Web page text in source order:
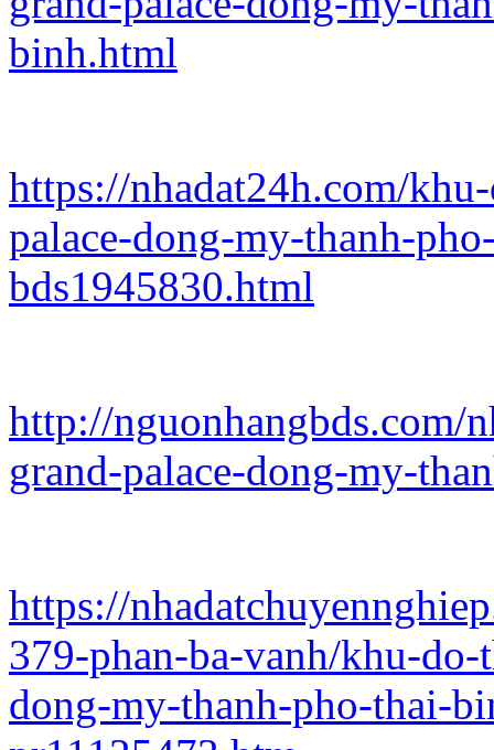
binh.html
https://nhadat24h.com/
palace-dong-my-thanh-
bds1945830.html
http://nguonhangbds.com/
grand-palace-dong-my-
https://
379-phan-ba-vanh/khu-
dong-my-thanh-pho-thai-